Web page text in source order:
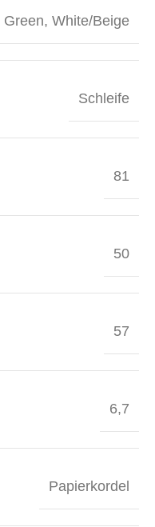
Green, White/Beige
Schleife
81
50
57
6,7
Papierkordel